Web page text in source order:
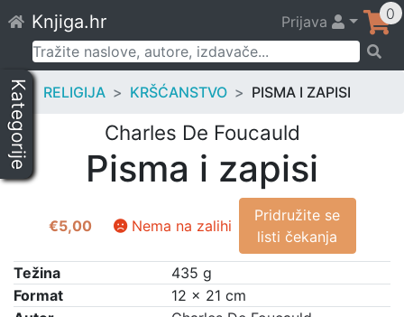
to
content
Knjiga.hr Prijava 0
Pretraži:
Kategorije RELIGIJA KRŠĆANSTVO PISMA I ZAPISI
Charles De Foucauld
Pisma i zapisi
€5,00 Nema na zalihi
Pridružite se
listi čekanja
Težina
435 g
Format
12 × 21 cm